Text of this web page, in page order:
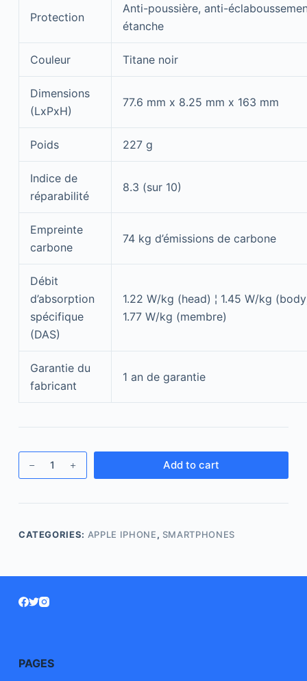
Protection
Anti-poussière, anti-
étanche
Couleur Titane noir
Dimensions
(LxPxH)
77.6 mm x 8.25 mm x 163 mm
Poids 227 g
Indice de
réparabilité
8.3 (sur 10)
Empreinte
carbone
74 kg d’émissions de carbone
Débit
d’absorption
spécifique
(DAS)
1.22 W/kg (head) ¦ 1.45 W/kg
1.77 W/kg (membre)
Garantie du
fabricant
1 an de garantie
Add to cart
CATEGORIES: APPLE IPHONE, SMARTPHONES
PAGES